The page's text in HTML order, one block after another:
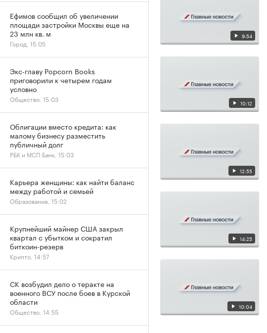
9:54
10:12
12:55
14:25
10:04
Ефимов сообщил об увеличении
площади застройки Москвы еще на
23 млн кв. м
Город, 15:05
Экс-главу Popcorn Books
приговорили к четырем годам
условно
Общество, 15:03
Облигации вместо кредита: как
малому бизнесу разместить
публичный долг
РБК и МСП Банк, 15:03
Карьера женщины: как найти баланс
между работой и семьей
Образование, 15:02
Крупнейший майнер США закрыл
квартал с убытком и сократил
биткоин-резерв
Крипто, 14:57
СК возбудил дело о теракте на
военного ВСУ после боев в Курской
области
Общество, 14:55